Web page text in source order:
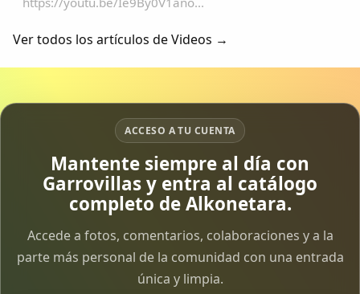
Ver todos los artículos de Videos →
ACCESO A TU CUENTA
Mantente siempre al día con
Garrovillas y entra al catálogo
completo de Alkonetara.
Accede a fotos, comentarios, colaboraciones y a la
parte más personal de la comunidad con una entrada
única y limpia.